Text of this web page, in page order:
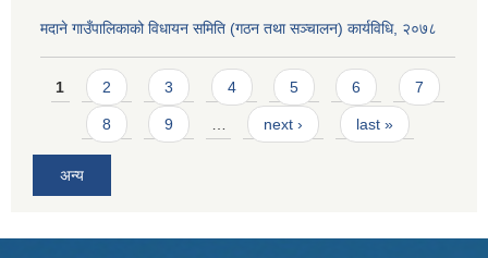
मदाने गाउँपालिकाको विधायन समिति (गठन तथा सञ्चालन) कार्यविधि, २०७८
Pages
1 2 3 4 5 6 7
8 9 … next › last »
अन्य